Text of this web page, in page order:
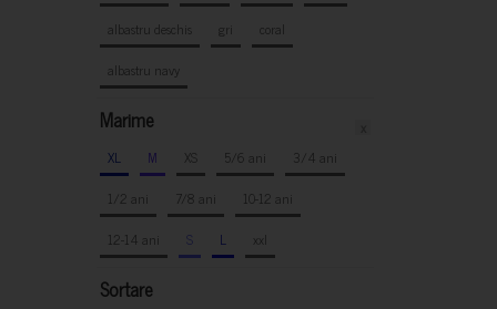
albastru deschis
gri
coral
albastru navy
Marime
XL M XS 5/6 ani
3/4 ani
1/2 ani
7/8 ani
10-12 ani
12-14 ani
S L xxl
Sortare